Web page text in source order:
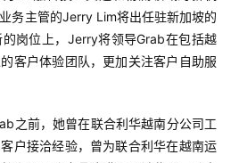
务主管的Jerry Lim将出任驻新加坡的
岗位上，Jerry将领导Grab在包括越
客户体验团队，更加关注客户自助服
之前，她曾在联合利华越南分公司工
户接洽经验，曾为联合利华在越南运